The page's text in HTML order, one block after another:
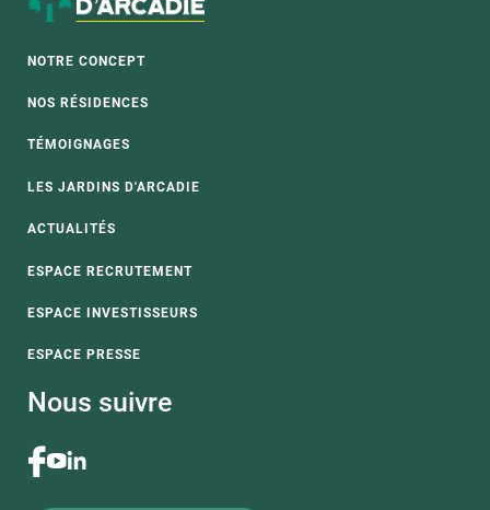
NOTRE CONCEPT
NOS RÉSIDENCES
TÉMOIGNAGES
LES JARDINS D'ARCADIE
ACTUALITÉS
ESPACE RECRUTEMENT
ESPACE INVESTISSEURS
ESPACE PRESSE
Nous suivre